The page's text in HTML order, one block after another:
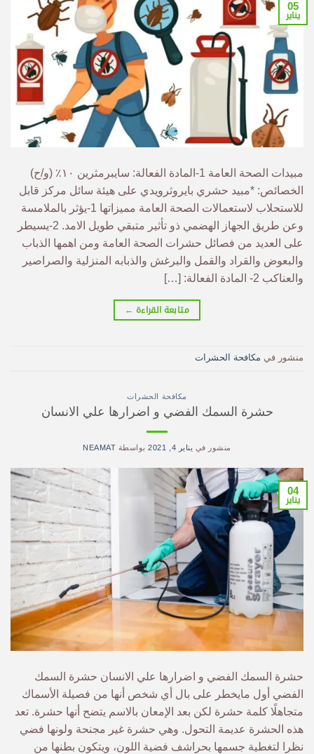
05
يناير
مبيدات الصحة العامة 1-المادة الفعالة: سايبرمثرين ١٠٪ (و/ح)
الخصائص: *مبيد حشري بايروثرويدي على هيئة سائل مركز قابل
للاستحلاب لاستعمالات الصحة العامة مميزاتها 1-يؤثر بالملامسة
وعن طريق الجهاز الهضمي ذو تأثير متبقي طويل الامد. 2-يسيطر
على العديد من فصائل حشرات الصحة العامة ومن اهمها الذباب
والبعوض والقراد والقمل والبرغش والذبابه المنزلية والصراصير
والعناكب 2- المادة الفعالة: […]
متابعة القراءة ←
منشور في مكافحة الحشرات
مكافحة الحشرات
حشرة السمك الفضي و اضرارها علي الانسان
منشور في يناير 4, 2021 بواسطة NEAMAT
04
يناير
حشرة السمك الفضي و اضرارها علي الانسان حشرة السمك
الفضي أول مايخطر على بال أي شخص أنها من فصيلة الأسماك
متجاهلًا كلمة حشرة لكن بعد الإمعان بالاسم يتضح أنها حشرة. تعد
هذه الحشرة عديمة التحول. وهي حشرة غير مجنحة ولونها فضي
نظرا لتغطية جسمها بحراشف فضية اللون، ويتكون بطنها من